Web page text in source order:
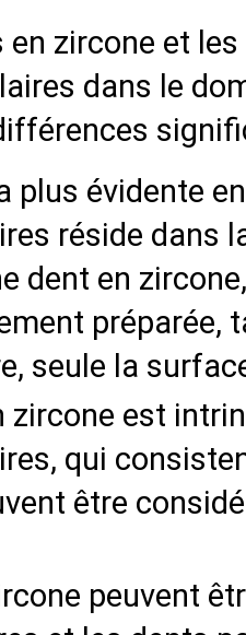
en zircone et
dans le
plus évidente
réside dans
dent en
préparée,
seule la
zircone est
qui
être
peuvent